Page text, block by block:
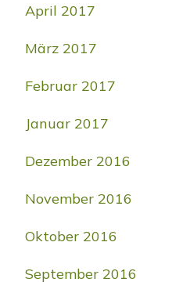
April 2017
März 2017
Februar 2017
Januar 2017
Dezember 2016
November 2016
Oktober 2016
September 2016